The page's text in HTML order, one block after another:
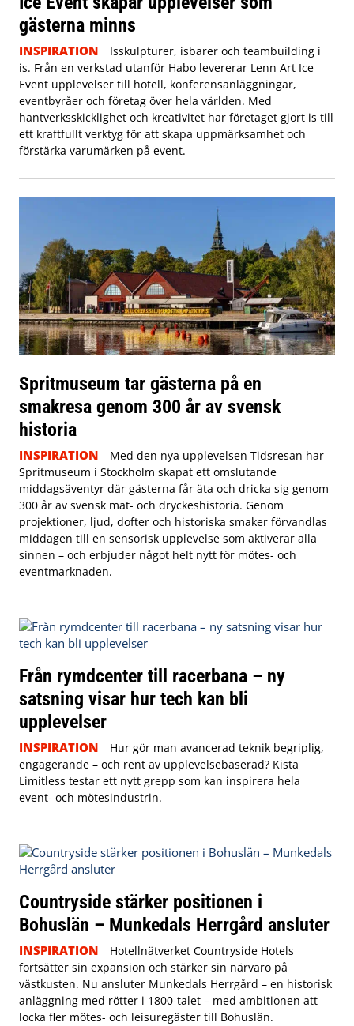
gästerna minns
INSPIRATION
Isskulpturer, isbarer och teambuilding i
is. Från en verkstad utanför Habo levererar Lenn Art Ice
Event upplevelser till hotell, konferensanläggningar,
eventbyråer och företag över hela världen. Med
hantverksskicklighet och kreativitet har företaget gjort is till
ett kraftfullt verktyg för att skapa uppmärksamhet och
förstärka varumärken på event.
Spritmuseum tar gästerna på en
smakresa genom 300 år av svensk
historia
INSPIRATION
Med den nya upplevelsen Tidsresan har
Spritmuseum i Stockholm skapat ett omslutande
middagsäventyr där gästerna får äta och dricka sig genom
300 år av svensk mat- och dryckeshistoria. Genom
projektioner, ljud, dofter och historiska smaker förvandlas
middagen till en sensorisk upplevelse som aktiverar alla
sinnen – och erbjuder något helt nytt för mötes- och
eventmarknaden.
Från rymdcenter till racerbana – ny
satsning visar hur tech kan bli
upplevelser
INSPIRATION
Hur gör man avancerad teknik begriplig,
engagerande – och rent av upplevelsebaserad? Kista
Limitless testar ett nytt grepp som kan inspirera hela
event- och mötesindustrin.
Countryside stärker positionen i
Bohuslän – Munkedals Herrgård ansluter
INSPIRATION
Hotellnätverket Countryside Hotels
fortsätter sin expansion och stärker sin närvaro på
västkusten. Nu ansluter Munkedals Herrgård – en historisk
anläggning med rötter i 1800-talet – med ambitionen att
locka fler mötes- och leisuregäster till Bohuslän.